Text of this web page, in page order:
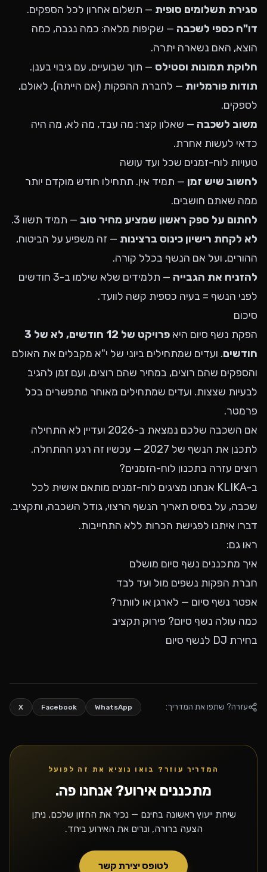
סגירת תשלומים סופית — תשלום אחרון לכל הספקים.
דו"ח כספי לשכבה — שקיפות מלאה: כמה נגבה, כמה
הוצא, האם נשארה יתרה.
חלוקת תמונות וסטילס — תוך שבועיים, עם גיבוי בענן.
תודות פורמליות — לחברת ההפקות (אם הייתה), לאולם,
לספקים.
משוב לשכבה — שאלון קצר: מה עבד, מה לא, מה היה
כדאי לעשות אחרת.
טעויות לוח-זמנים שכל ועד עושה
לחשוב שיש זמן — תמיד אין. תתחילו חודש מוקדם יותר
ממה שאתם חושבים.
לחתום על ספק ראשון שמציע מחיר טוב — תמיד תשוו 3.
לא לקחת רישיון כינוס ברצינות — זה משפיע על הביטוח,
ההורים, ועל אם הנשף בכלל קורה.
להזניח את הגבייה
— תלמידים שלא שילמו ב-3 חודשים
לפני הנשף = בעיה כספית קשה לוועד.
סיכום
הפקת נשף סיום היא
פרויקט של 12 חודשים, לא של 3
חודשים. ועדים שמתחילים ביוני של י"א מקבלים את האולם
והספקים שהם רוצים, במחיר שהם רוצים, ועם זמן להגיב
לבעיות שצצות. ועדים שמתחילים מאוחר מתפשרים בכל
פרמטר.
אם השכבה שלכם נמצאת ב-2026 ועדיין לא התחילה
לתכנן את הנשף של 2027 — עכשיו זה רגע ההתחלה.
רוצים עזרה בתכנון לוח-הזמנים?
ב-KLIKA אנחנו מציגים לוח-זמנים מותאם אישית לכל
שכבה, על בסיס תאריך הנשף הרצוי, גודל השכבה, ותקציב.
דברו איתנו לפגישת הכרות ללא התחייבות.
ראו גם:
איך מתכננים נשף סיום מושלם
חברת הפקות נשפים מול ועד לבד
אפטר נשף סיום — לארגן או לוותר?
כמה עולה נשף סיום? פירוק תקציב
בחירת DJ לנשף סיום
עזרה? שתפו את המדריך: WhatsApp
Facebook
X
המדריך עוזר? בואו נוציא את זה לפועל
מתכננים אירוע? אנחנו פה.
שיחת ייעוץ ראשונה בחינם — נכיר את החזון שלכם, ניתן
הצעה ברורה, ונרים את האירוע ביחד.
לטופס יצירת קשר